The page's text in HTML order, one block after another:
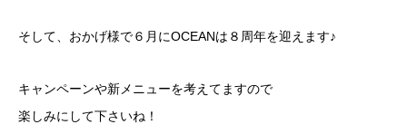
そして、おかげ様で６月にOCEANは８周年を迎えます♪
キャンペーンや新メニューを考えてますので
楽しみにして下さいね！